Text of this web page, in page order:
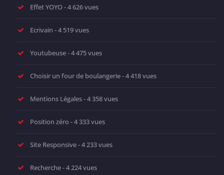
Effet YOYO- 4 626 vues
Ecrivain - 4 519 vues
Youtubeuse- 4 475 vues
Choisir un four de boulangerie- 4 418 vues
Mentions Légales- 4 358 vues
Position zéro - 4 333 vues
Site Responsive- 4 233 vues
Recherche- 4 224 vues